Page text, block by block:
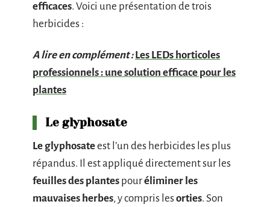
efficaces. Voici une présentation de trois
herbicides :
A lire en complément : Les LEDs horticoles
professionnels : une solution efficace pour les
plantes
Le glyphosate
Le glyphosateest l’un des herbicides les plus
répandus. Il est appliqué directement sur les
feuilles des plantes pouréliminer les
mauvaises herbes, y compris lesorties. Son